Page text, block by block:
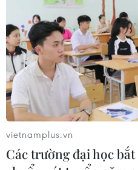
ĐSQ Việt Nam hỗ trợ
Australia bị ảnh
28/04/2020 15:03
vietnamplus.vn
Các trường đại học